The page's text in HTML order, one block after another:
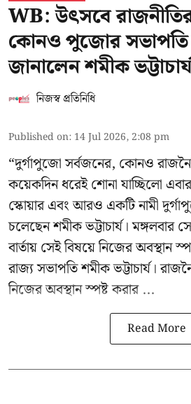
WB: উৎসবে
কোনও পুজোর সভাপতি
জানালেন শমীক
নিজস্ব প্রতিনিধি
Published on: 14 Jul 2026, 2:08 pm
“দুর্গাপুজো সর্বজনের, কোনও
কয়েকদিন ধরেই শোনা যাচ্ছিলো
স্কোয়ার এবং আরও একটি নামী
চলেছেনশমীক ভট্টাচার্য। মঙ্গলবার
বার্তায় সেই বিষয়ে নিজের অবস্থান
রাজ্য সভাপতি শমীক ভট্টাচার্য।
নিজের অবস্থান স্পষ্ট করার ...
Read More